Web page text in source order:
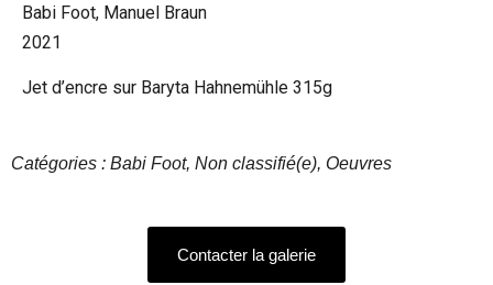
Babi Foot, Manuel Braun
2021
Jet d’encre sur Baryta Hahnemühle 315g
Catégories : Babi Foot, Non classifié(e), Oeuvres
Contacter la galerie